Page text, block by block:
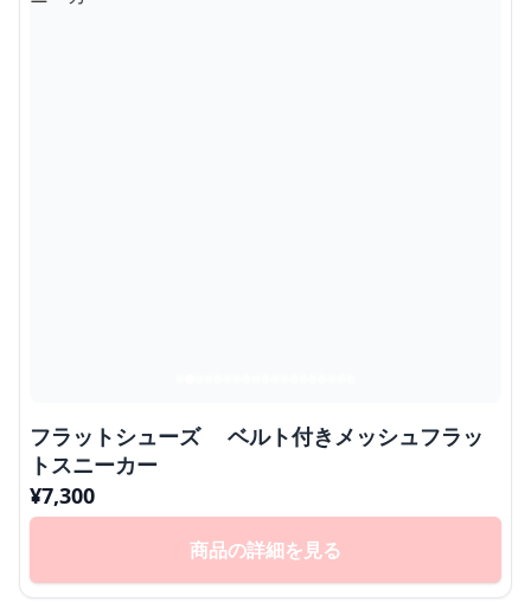
フラットシューズ ベルト付きメッシュフラッ
トスニーカー
¥7,300
商品の詳細を見る